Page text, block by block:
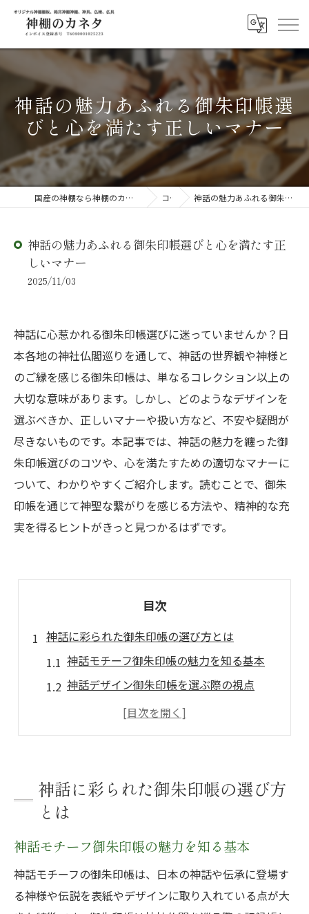
神話の魅力あふれる御朱印帳選
びと心を満たす正しいマナー
国産の神棚なら神棚のカネタ ～日々のしあわせを感じる物を～ コラム 神話の魅力あふれる御朱印帳選びと心を満たす正しいマナー
神話の魅力あふれる御朱印帳選びと心を満たす正
しいマナー
2025/11/03
神話に心惹かれる御朱印帳選びに迷っていませんか？日
本各地の神社仏閣巡りを通して、神話の世界観や神様と
のご縁を感じる御朱印帳は、単なるコレクション以上の
大切な意味があります。しかし、どのようなデザインを
選ぶべきか、正しいマナーや扱い方など、不安や疑問が
尽きないものです。本記事では、神話の魅力を纏った御
朱印帳選びのコツや、心を満たすための適切なマナーに
ついて、わかりやすくご紹介します。読むことで、御朱
印帳を通じて神聖な繋がりを感じる方法や、精神的な充
実を得るヒントがきっと見つかるはずです。
目次
神話に彩られた御朱印帳の選び方とは
神話モチーフ御朱印帳の魅力を知る基本
神話デザイン御朱印帳を選ぶ際の視点
神話御朱印帳と和柄デザインの相性とは
神話御朱印帳選びで大切な素材の特徴
心に響く神話御朱印帳の魅力を探る旅
神話の物語を感じる御朱印帳の魅力
友禅や和紙が映える神話御朱印帳体験
神話御朱印帳で深まる伝統文化の美しさ
御朱印帳と神話が織りなす特別な時間
神話に彩られた御朱印帳の選び方
とは
神話モチーフ御朱印帳の魅力を知る基本
神話モチーフの御朱印帳は、日本の神話や伝承に登場す
る神様や伝説を表紙やデザインに取り入れている点が大